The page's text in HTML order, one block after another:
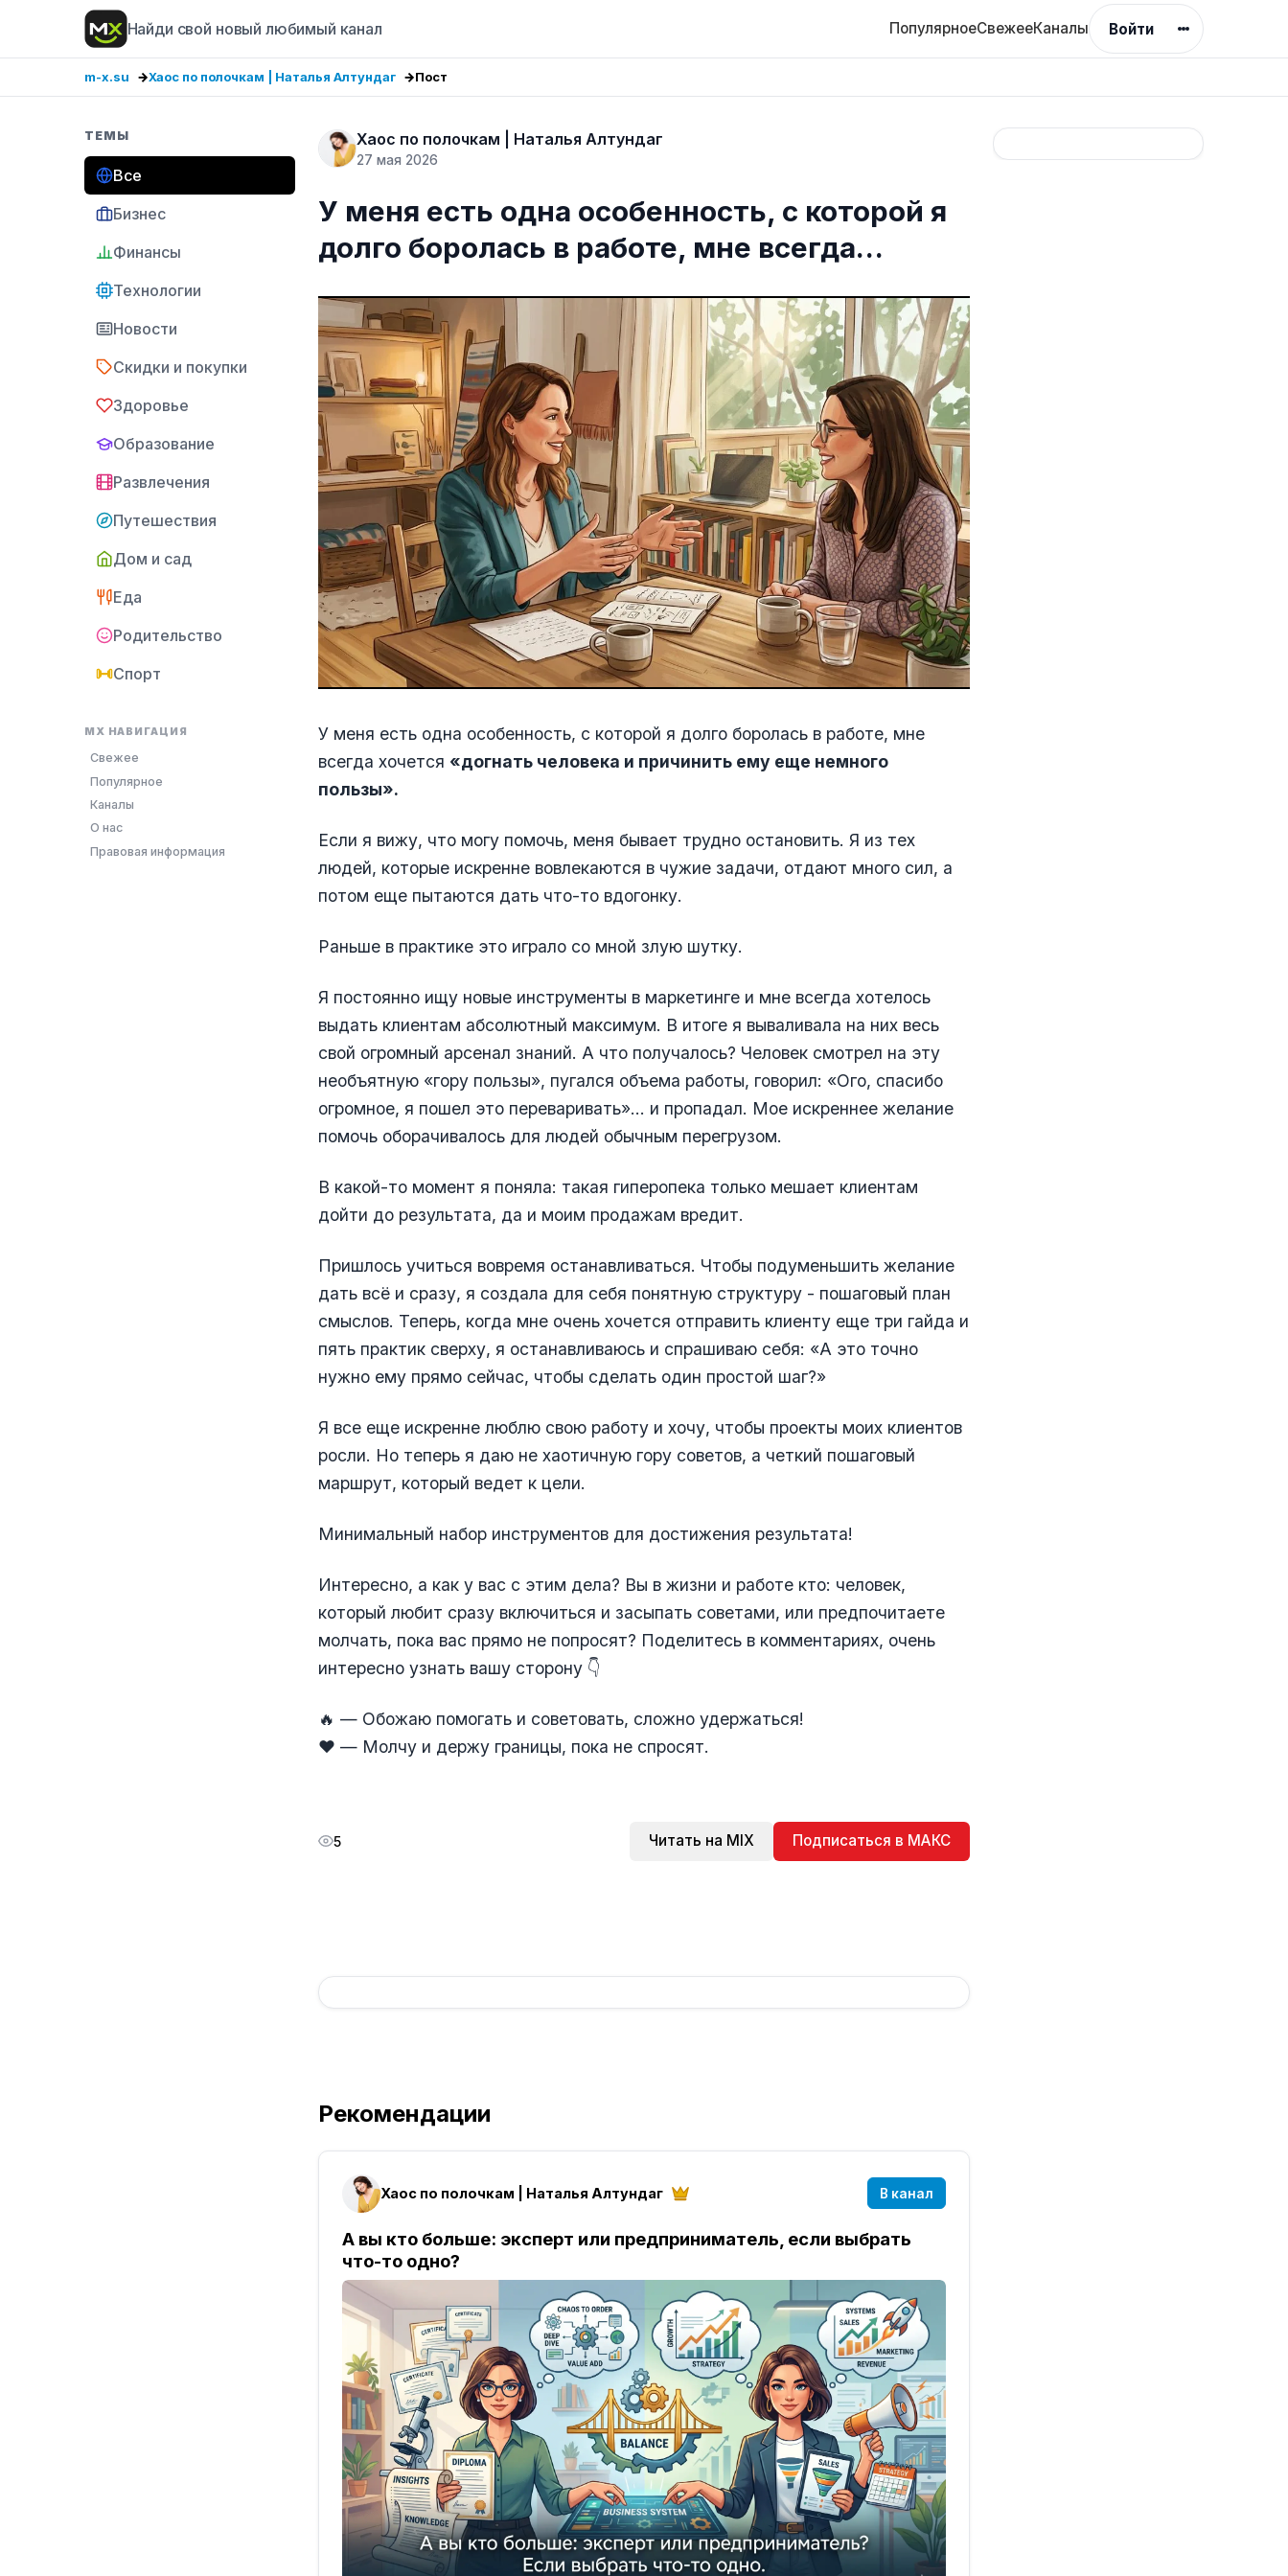
Найди свой новый любимый канал ПопулярноеСвежееКаналы Войти
m-x.su Хаос по полочкам | Наталья Алтундаг Пост
ТЕМЫ
Все
Бизнес
Финансы
Технологии
Новости
Скидки и покупки
Здоровье
Образование
Развлечения
Путешествия
Дом и сад
Еда
Родительство
Спорт
MX НАВИГАЦИЯ
Свежее
Популярное
Каналы
О нас
Правовая информация
Хаос по полочкам | Наталья Алтундаг
27 мая 2026
У меня есть одна особенность, с которой я
долго боролась в работе, мне всегда…
У меня есть одна особенность, с которой я долго боролась в работе, мне
всегда хочется «догнать человека и причинить ему еще немного
пользы».
Если я вижу, что могу помочь, меня бывает трудно остановить. Я из тех
людей, которые искренне вовлекаются в чужие задачи, отдают много сил, а
потом еще пытаются дать что-то вдогонку.
Раньше в практике это играло со мной злую шутку.
Я постоянно ищу новые инструменты в маркетинге и мне всегда хотелось
выдать клиентам абсолютный максимум. В итоге я вываливала на них весь
свой огромный арсенал знаний. А что получалось? Человек смотрел на эту
необъятную «гору пользы», пугался объема работы, говорил: «Ого, спасибо
огромное, я пошел это переваривать»... и пропадал. Мое искреннее желание
помочь оборачивалось для людей обычным перегрузом.
В какой-то момент я поняла: такая гиперопека только мешает клиентам
дойти до результата, да и моим продажам вредит.
Пришлось учиться вовремя останавливаться. Чтобы подуменьшить желание
дать всё и сразу, я создала для себя понятную структуру - пошаговый план
смыслов. Теперь, когда мне очень хочется отправить клиенту еще три гайда и
пять практик сверху, я останавливаюсь и спрашиваю себя: «А это точно
нужно ему прямо сейчас, чтобы сделать один простой шаг?»
Я все еще искренне люблю свою работу и хочу, чтобы проекты моих клиентов
росли. Но теперь я даю не хаотичную гору советов, а четкий пошаговый
маршрут, который ведет к цели.
Минимальный набор инструментов для достижения результата!
Интересно, а как у вас с этим дела? Вы в жизни и работе кто: человек,
который любит сразу включиться и засыпать советами, или предпочитаете
молчать, пока вас прямо не попросят? Поделитесь в комментариях, очень
интересно узнать вашу сторону 👇
🔥 — Обожаю помогать и советовать, сложно удержаться!
❤️ — Молчу и держу границы, пока не спросят.
5 Читать на MIX Подписаться в МАКС
Рекомендации
Хаос по полочкам | Наталья Алтундаг В канал
А вы кто больше: эксперт или предприниматель, если выбрать
что-то одно?